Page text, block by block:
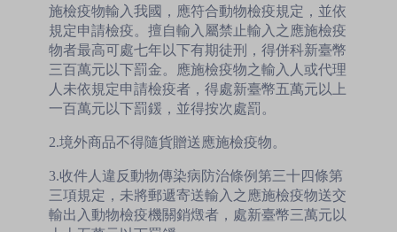
施檢疫物輸入我國，應符合動物檢疫規定，並依
規定申請檢疫。擅自輸入屬禁止輸入之應施檢疫
物者最高可處七年以下有期徒刑，得併科新臺幣
三百萬元以下罰金。應施檢疫物之輸入人或代理
人未依規定申請檢疫者，得處新臺幣五萬元以上
一百萬元以下罰鍰，並得按次處罰。
2.境外商品不得隨貨贈送應施檢疫物。
3.收件人違反動物傳染病防治條例第三十四條第
三項規定，未將郵遞寄送輸入之應施檢疫物送交
輸出入動物檢疫機關銷燬者，處新臺幣三萬元以